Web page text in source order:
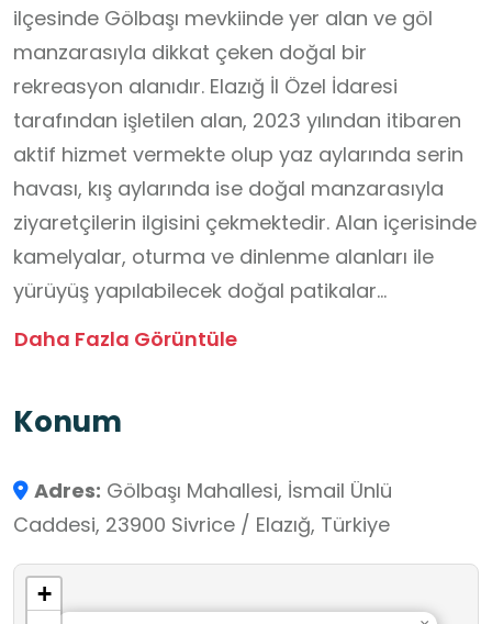
ilçesinde Gölbaşı mevkiinde yer alan ve göl
manzarasıyla dikkat çeken doğal bir
rekreasyon alanıdır. Elazığ İl Özel İdaresi
tarafından işletilen alan, 2023 yılından itibaren
aktif hizmet vermekte olup yaz aylarında serin
havası, kış aylarında ise doğal manzarasıyla
ziyaretçilerin ilgisini çekmektedir. Alan içerisinde
kamelyalar, oturma ve dinlenme alanları ile
yürüyüş yapılabilecek doğal patikalar
bulunmaktadır. Sivrice ilçe merkezinden Akpınar
uygun bir ortam sunmaktadır. Aynı zamanda
alanıdır. Öğrenciler burada doğal çevreyi
gözlemleyebilir, mevsimsel değişimleri
inceleyebilir, çevre bilinci ve doğa koruma
farkındalığı geliştirebilirler. Açık hava etkinlikleri
Daha Fazla Görüntüle
Konum
Adres: Gölbaşı Mahallesi, İsmail Ünlü
Caddesi, 23900 Sivrice / Elazığ, Türkiye
+